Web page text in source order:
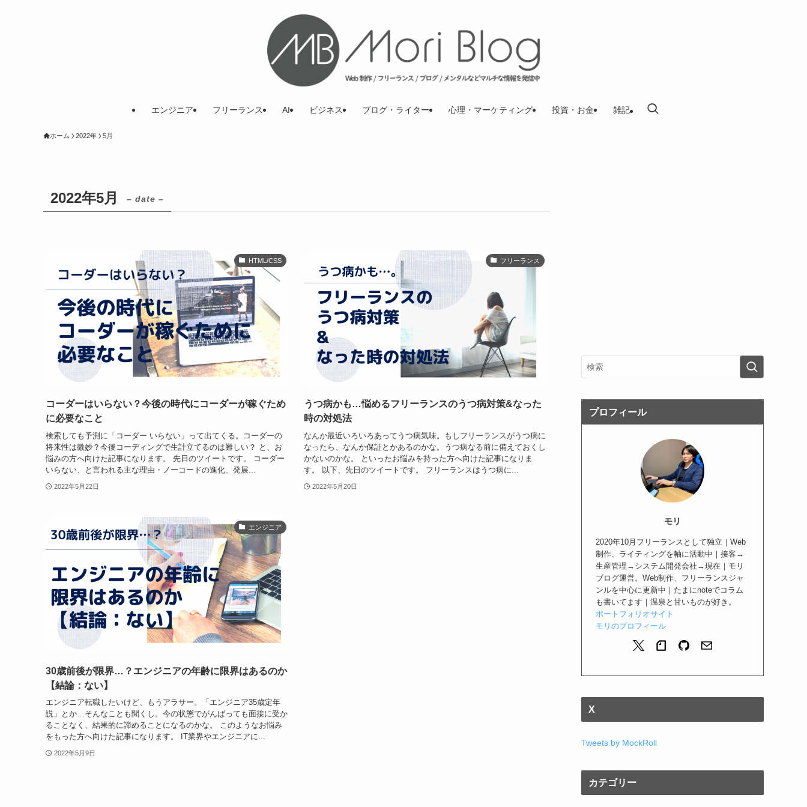
エンジニア フリーランス AI ビジネス ブログ・ライター 心理・マーケティング 投資・お金 雑記
ホーム 2022年 5月
2022年5月 – date –
HTML/CSS
コーダーはいらない？今後の時代にコーダーが稼ぐため
に必要なこと
検索しても予測に「コーダー いらない」って出てくる。コーダーの
将来性は微妙？今後コーディングで生計立てるのは難しい？ と、お
悩みの方へ向けた記事になります。 先日のツイートです。 コーダー
いらない、と言われる主な理由・ノーコードの進化、発展...
2022年5月22日
フリーランス
うつ病かも…悩めるフリーランスのうつ病対策&なった
時の対処法
なんか最近いろいろあってうつ病気味。もしフリーランスがうつ病に
なったら、なんか保証とかあるのかな。うつ病なる前に備えておくし
かないのかな。 といったお悩みを持った方へ向けた記事になりま
す。 以下、先日のツイートです。 フリーランスはうつ病に...
2022年5月20日
エンジニア
30歳前後が限界…？エンジニアの年齢に限界はあるのか
【結論：ない】
エンジニア転職したいけど、もうアラサー。「エンジニア35歳定年
説」とか…そんなことも聞くし。今の状態でがんばっても面接に受か
ることなく、結果的に諦めることになるのかな。 このようなお悩み
をもった方へ向けた記事になります。 IT業界やエンジニアに...
2022年5月9日
プロフィール
モリ
2020年10月フリーランスとして独立｜Web
制作、ライティングを軸に活動中｜接客→
生産管理→システム開発会社→現在｜モリ
ブログ運営。Web制作、フリーランスジャ
ンルを中心に更新中｜たまにnoteでコラム
も書いてます｜温泉と甘いものが好き。
ポートフォリオサイト
モリのプロフィール
X
Tweets by MockRoll
カテゴリー